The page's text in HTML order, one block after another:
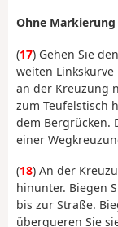
Ohne Markierung
(17) Gehen Sie
weiten Linkskurve
an der Kreuzung
zum Teufelstisch
dem Bergrücken.
einer
(18) An der
hinunter. Biegen
bis zur Straße.
überqueren Sie